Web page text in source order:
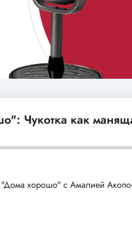
Чукотка как
"Дома хорошо" с Амалией